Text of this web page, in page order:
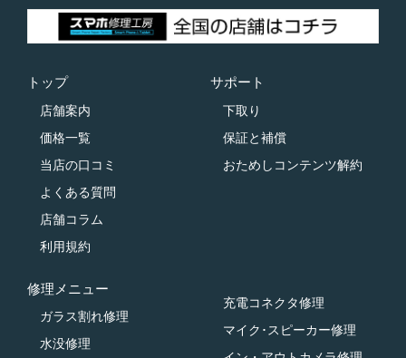
トップ
店舗案内
価格一覧
当店の口コミ
よくある質問
店舗コラム
利用規約
サポート
下取り
保証と補償
おためしコンテンツ解約
修理メニュー
ガラス割れ修理
水没修理
充電コネクタ修理
マイク･スピーカー修理